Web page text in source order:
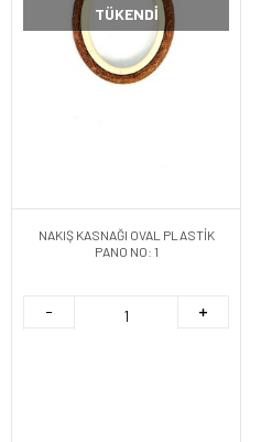
TÜKENDI
NAKIŞ KASNAĞI OVAL PLASTİK
PANO NO: 1